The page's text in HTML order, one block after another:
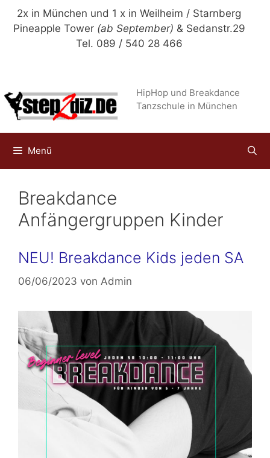
Zum
Inhalt
2x in München und 1 x in Weilheim / Starnberg
Pineapple Tower (ab September) & Sedanstr.29
Tel. 089 / 540 28 466
HipHop und Breakdance
Tanzschule in München
Menü
Breakdance
Anfängergruppen Kinder
NEU! Breakdance Kids jeden SA
06/06/2023 von Admin